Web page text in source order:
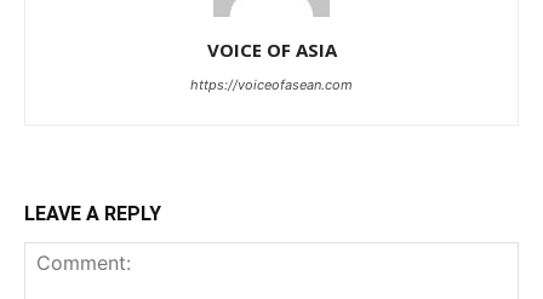
VOICE OF ASIA
https://voiceofasean.com
LEAVE A REPLY